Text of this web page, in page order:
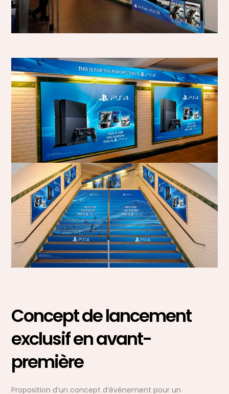
Concept de lancement
exclusif en avant-
première
Proposition d’un concept d’évènement pour un